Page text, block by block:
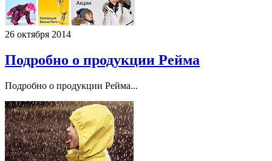
26 октября 2014
Подробно о продукции Рейма
Подробно о продукции Рейма...